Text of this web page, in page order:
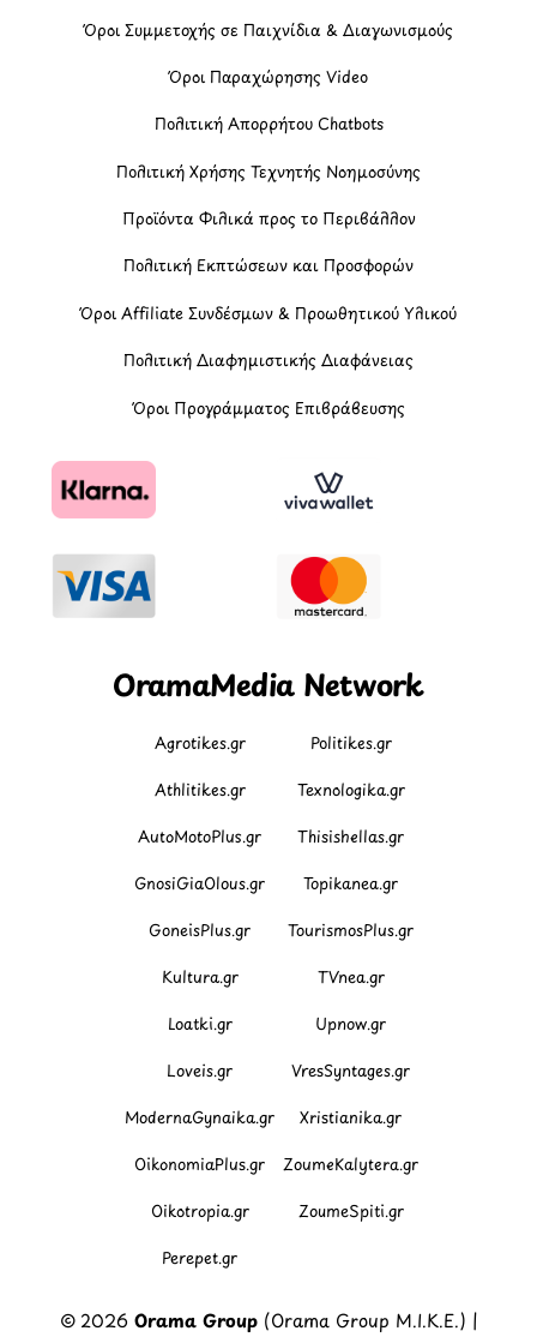
Όροι Συμμετοχής σε Παιχνίδια & Διαγωνισμούς
Όροι Παραχώρησης Video
Πολιτική Απορρήτου Chatbots
Πολιτική Χρήσης Τεχνητής Νοημοσύνης
Προϊόντα Φιλικά προς το Περιβάλλον
Πολιτική Εκπτώσεων και Προσφορών
Όροι Affiliate Συνδέσμων & Προωθητικού Υλικού
Πολιτική Διαφημιστικής Διαφάνειας
Όροι Προγράμματος Επιβράβευσης
OramaMedia Network
Agrotikes.gr Politikes.gr
Athlitikes.gr Texnologika.gr
AutoMotoPlus.gr Thisishellas.gr
GnosiGiaOlous.gr Topikanea.gr
GoneisPlus.gr TourismosPlus.gr
Kultura.gr TVnea.gr
Loatki.gr Upnow.gr
Loveis.gr VresSyntages.gr
ModernaGynaika.gr Xristianika.gr
OikonomiaPlus.gr ZoumeKalytera.gr
Oikotropia.gr ZoumeSpiti.gr
Perepet.gr
© 2026 Orama Group(Orama Group Μ.Ι.Κ.Ε.) |